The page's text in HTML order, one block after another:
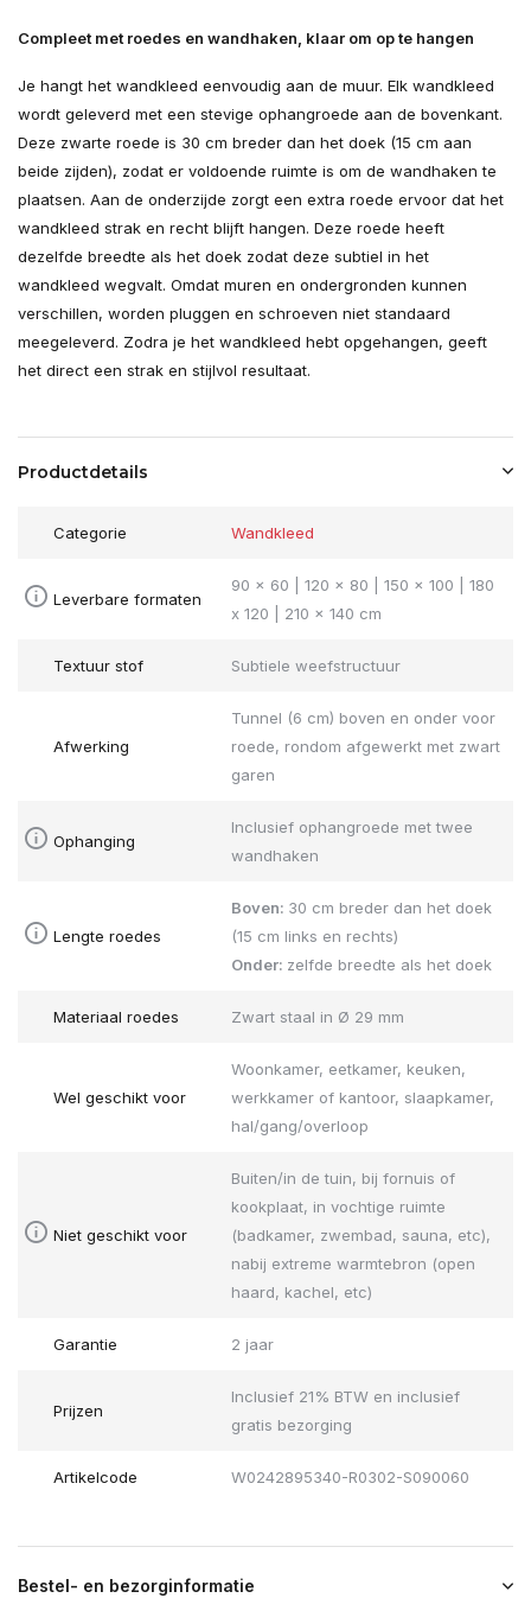
Compleet met roedes en wandhaken, klaar om op te hangen
Je hangt het wandkleed eenvoudig aan de muur. Elk wandkleed
wordt geleverd met een stevige ophangroede aan de bovenkant.
Deze zwarte roede is 30 cm breder dan het doek (15 cm aan
beide zijden), zodat er voldoende ruimte is om de wandhaken te
plaatsen. Aan de onderzijde zorgt een extra roede ervoor dat het
wandkleed strak en recht blijft hangen. Deze roede heeft
dezelfde breedte als het doek zodat deze subtiel in het
wandkleed wegvalt. Omdat muren en ondergronden kunnen
verschillen, worden pluggen en schroeven niet standaard
meegeleverd. Zodra je het wandkleed hebt opgehangen, geeft
het direct een strak en stijlvol resultaat.
Productdetails
Categorie Wandkleed
Leverbare formaten
90 x 60 | 120 x 80 | 150 x 100 | 180
x 120 | 210 x 140 cm
Textuur stof Subtiele weefstructuur
Afwerking
Tunnel (6 cm) boven en onder voor
roede, rondom afgewerkt met zwart
garen
Ophanging
Inclusief ophangroede met twee
wandhaken
Lengte roedes
Boven: 30 cm breder dan het doek
(15 cm links en rechts)
Onder: zelfde breedte als het doek
Materiaal roedes Zwart staal in Ø 29 mm
Wel geschikt voor
Woonkamer, eetkamer, keuken,
werkkamer of kantoor, slaapkamer,
hal/gang/overloop
Niet geschikt voor
Buiten/in de tuin, bij fornuis of
kookplaat, in vochtige ruimte
(badkamer, zwembad, sauna, etc),
nabij extreme warmtebron (open
haard, kachel, etc)
Garantie 2 jaar
Prijzen
Inclusief 21% BTW en inclusief
gratis bezorging
Artikelcode W0242895340-R0302-S090060
Bestel- en bezorginformatie